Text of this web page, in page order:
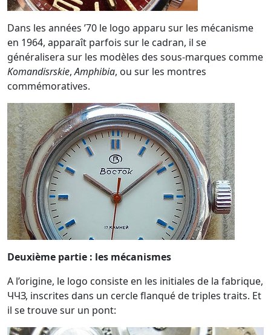
Dans les années ’70 le logo apparu sur les mécanisme
en 1964, apparaît parfois sur le cadran, il se
généralisera sur les modèles des sous-marques comme
Komandisrskie,Amphibia, ou sur les montres
commémoratives.
Deuxième partie : les mécanismes
A l’origine, le logo consiste en les initiales de la fabrique,
ЧЧЗ, inscrites dans un cercle flanqué de triples traits. Et
il se trouve sur un pont: